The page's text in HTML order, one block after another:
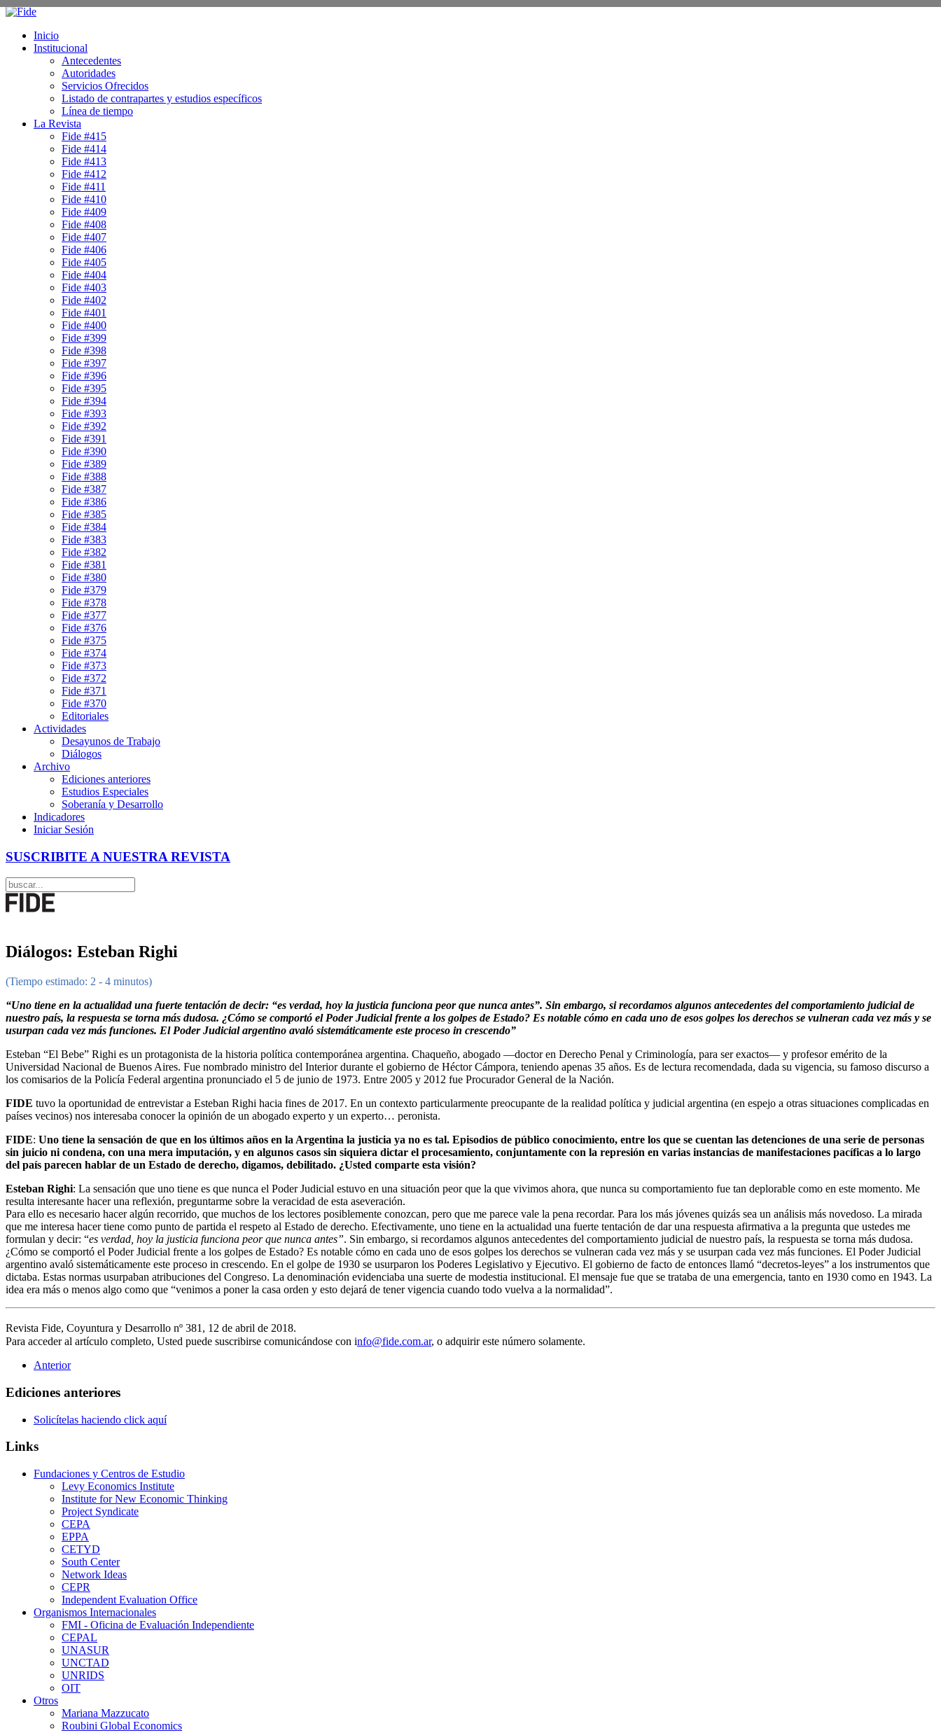
Inicio
Institucional
Antecedentes
Autoridades
Servicios Ofrecidos
Listado de contrapartes y estudios específicos
Línea de tiempo
La Revista
Fide #415
Fide #414
Fide #413
Fide #412
Fide #411
Fide #410
Fide #409
Fide #408
Fide #407
Fide #406
Fide #405
Fide #404
Fide #403
Fide #402
Fide #401
Fide #400
Fide #399
Fide #398
Fide #397
Fide #396
Fide #395
Fide #394
Fide #393
Fide #392
Fide #391
Fide #390
Fide #389
Fide #388
Fide #387
Fide #386
Fide #385
Fide #384
Fide #383
Fide #382
Fide #381
Fide #380
Fide #379
Fide #378
Fide #377
Fide #376
Fide #375
Fide #374
Fide #373
Fide #372
Fide #371
Fide #370
Editoriales
Actividades
Desayunos de Trabajo
Diálogos
Archivo
Ediciones anteriores
Estudios Especiales
Soberanía y Desarrollo
Indicadores
Iniciar Sesión
SUSCRIBITE A NUESTRA REVISTA
Diálogos: Esteban Righi
(Tiempo estimado: 2 - 4 minutos)
“Uno tiene en la actualidad una fuerte tentación de decir: “es verdad, hoy la justicia funciona peor que nunca antes”. Sin embargo, si recordamos algunos antecedentes del comportamiento judicial de
nuestro país, la respuesta se torna más dudosa. ¿Cómo se comportó el Poder Judicial frente a los golpes de Estado? Es notable cómo en cada uno de esos golpes los derechos se vulneran cada vez más y se
usurpan cada vez más funciones. El Poder Judicial argentino avaló sistemáticamente este proceso in crescendo”
Esteban “El Bebe” Righi es un protagonista de la historia política contemporánea argentina. Chaqueño, abogado —doctor en Derecho Penal y Criminología, para ser exactos— y profesor emérito de la
Universidad Nacional de Buenos Aires. Fue nombrado ministro del Interior durante el gobierno de Héctor Cámpora, teniendo apenas 35 años. Es de lectura recomendada, dada su vigencia, su famoso discurso a
los comisarios de la Policía Federal argentina pronunciado el 5 de junio de 1973. Entre 2005 y 2012 fue Procurador General de la Nación.
FIDE tuvo la oportunidad de entrevistar a Esteban Righi hacia fines de 2017. En un contexto particularmente preocupante de la realidad política y judicial argentina (en espejo a otras situaciones complicadas en
países vecinos) nos interesaba conocer la opinión de un abogado experto y un experto… peronista.
FIDE: Uno tiene la sensación de que en los últimos años en la Argentina la justicia ya no es tal. Episodios de público conocimiento, entre los que se cuentan las detenciones de una serie de personas
sin juicio ni condena, con una mera imputación, y en algunos casos sin siquiera dictar el procesamiento, conjuntamente con la represión en varias instancias de manifestaciones pacíficas a lo largo
del país parecen hablar de un Estado de derecho, digamos, debilitado. ¿Usted comparte esta visión?
Esteban Righi: La sensación que uno tiene es que nunca el Poder Judicial estuvo en una situación peor que la que vivimos ahora, que nunca su comportamiento fue tan deplorable como en este momento. Me
resulta interesante hacer una reflexión, preguntarme sobre la veracidad de esta aseveración.
Para ello es necesario hacer algún recorrido, que muchos de los lectores posiblemente conozcan, pero que me parece vale la pena recordar. Para los más jóvenes quizás sea un análisis más novedoso. La mirada
que me interesa hacer tiene como punto de partida el respeto al Estado de derecho. Efectivamente, uno tiene en la actualidad una fuerte tentación de dar una respuesta afirmativa a la pregunta que ustedes me
formulan y decir: “es verdad, hoy la justicia funciona peor que nunca antes”. Sin embargo, si recordamos algunos antecedentes del comportamiento judicial de nuestro país, la respuesta se torna más dudosa.
¿Cómo se comportó el Poder Judicial frente a los golpes de Estado? Es notable cómo en cada uno de esos golpes los derechos se vulneran cada vez más y se usurpan cada vez más funciones. El Poder Judicial
argentino avaló sistemáticamente este proceso in crescendo. En el golpe de 1930 se usurparon los Poderes Legislativo y Ejecutivo. El gobierno de facto de entonces llamó “decretos-leyes” a los instrumentos que
dictaba. Estas normas usurpaban atribuciones del Congreso. La denominación evidenciaba una suerte de modestia institucional. El mensaje fue que se trataba de una emergencia, tanto en 1930 como en 1943. La
idea era más o menos algo como que “venimos a poner la casa orden y esto dejará de tener vigencia cuando todo vuelva a la normalidad”.
Revista Fide, Coyuntura y Desarrollo nº 381, 12 de abril de 2018.
Para acceder al artículo completo, Usted puede suscribirse comunicándose con info@fide.com.ar, o adquirir este número solamente.
Anterior
Ediciones anteriores
Solicítelas haciendo click aquí
Links
Fundaciones y Centros de Estudio
Levy Economics Institute
Institute for New Economic Thinking
Project Syndicate
CEPA
EPPA
CETYD
South Center
Network Ideas
CEPR
Independent Evaluation Office
Organismos Internacionales
FMI - Oficina de Evaluación Independiente
CEPAL
UNASUR
UNCTAD
UNRIDS
OIT
Otros
Mariana Mazzucato
Roubini Global Economics